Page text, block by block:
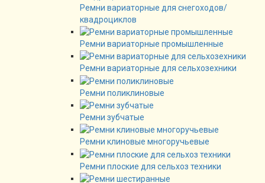
Ремни вариаторные для снегоходов/
квадроциклов
Ремни вариаторные промышленные
Ремни вариаторные для сельхозехники
Ремни поликлиновые
Ремни зубчатые
Ремни клиновые многоручьевые
Ремни плоские для сельхоз техники